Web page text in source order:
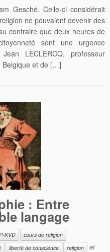
Gesché. Celle-ci considérait
ne pouvaient devenir des
contraire que deux heures de
sont une urgence
LECLERCQ, professeur
Belgique et de […]
: Entre
langage
KVD
cours de religion
liberté de conscience religion
et